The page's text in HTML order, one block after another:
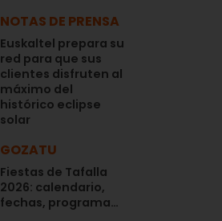
NOTAS DE PRENSA
Euskaltel prepara su
red para que sus
clientes disfruten al
máximo del
histórico eclipse
solar
GOZATU
Fiestas de Tafalla
2026: calendario,
fechas, programa…